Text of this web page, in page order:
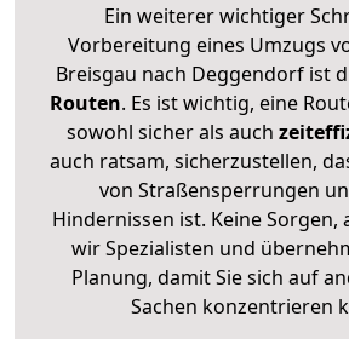
Ein weiterer wichtiger
Vorbereitung eines Umzugs
Breisgau nach Deggendorf ist
Routen. Es ist wichtig, eine
sowohl sicher als auch
auch ratsam, sicherzustellen,
von Straßensperrungen
Hindernissen ist. Keine Sorgen,
wir Spezialisten und
Planung, damit Sie sich auf
Sachen konzentrieren